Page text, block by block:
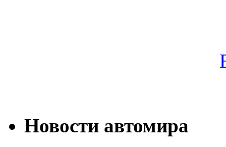
Новости автомира